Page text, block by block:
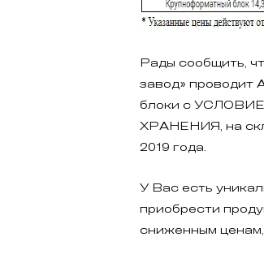
Рады сообщить,
завод»
блоки с
ХРАНЕНИЯ, на
2019 года.
У Вас есть
приобрести
сниженным